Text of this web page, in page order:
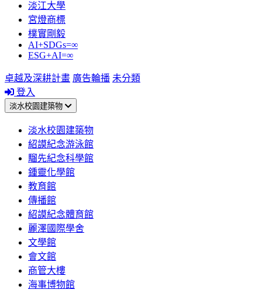
淡江大學
宮燈商標
樸實剛毅
AI+SDGs=∞
ESG+AI=∞
卓越及深耕計畫 廣告輪播 未分類
登入
淡水校園建築物
淡水校園建築物
紹謨紀念游泳館
騮先紀念科學館
鍾靈化學館
教育館
傳播館
紹謨紀念體育館
麗澤國際學舍
文學館
會文館
商管大樓
海事博物館